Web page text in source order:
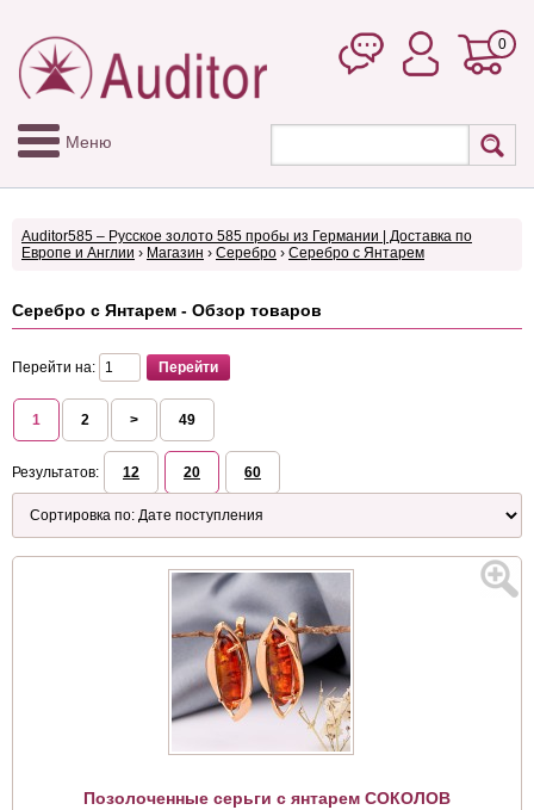
0
Меню
Auditor585 – Русское золото 585 пробы из Германии | Доставка по
Европе и Англии › Магазин › Серебро › Серебро с Янтарем
Серебро с Янтарем - Обзор товаров
Перейти на:
1 2 > 49
Результатов: 12 20 60
Позолоченные серьги с янтарем СОКОЛОВ